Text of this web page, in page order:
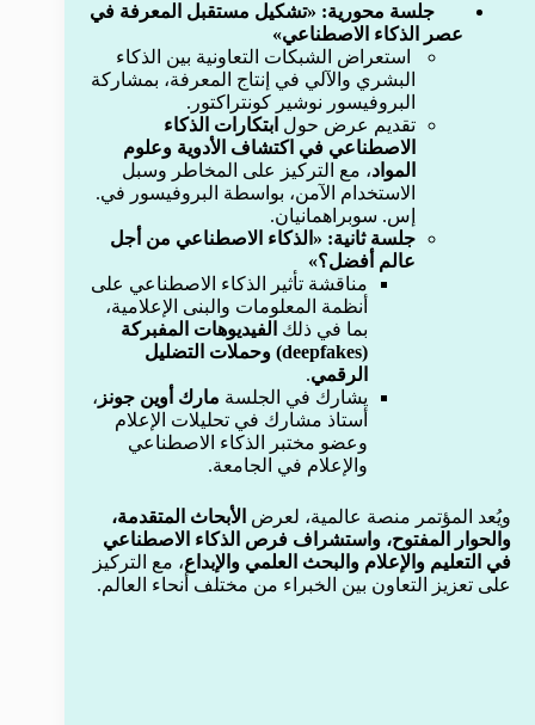
جلسة محورية: «تشكيل مستقبل المعرفة في
عصر الذكاء الاصطناعي»
استعراض الشبكات التعاونية بين الذكاء
البشري والآلي في إنتاج المعرفة، بمشاركة
البروفيسور نوشير كونتراكتور.
تقديم عرض حول ابتكارات الذكاء
الاصطناعي في اكتشاف الأدوية وعلوم
المواد، مع التركيز على المخاطر وسبل
الاستخدام الآمن، بواسطة البروفيسور في.
إس. سوبراهمانيان.
جلسة ثانية: «الذكاء الاصطناعي من أجل
عالم أفضل؟»
مناقشة تأثير الذكاء الاصطناعي على
أنظمة المعلومات والبنى الإعلامية،
بما في ذلك الفيديوهات المفبركة
(deepfakes) وحملات التضليل
الرقمي.
يشارك في الجلسة مارك أوين جونز ،
أستاذ مشارك في تحليلات الإعلام
وعضو مختبر الذكاء الاصطناعي
والإعلام في الجامعة.
ويُعد المؤتمر منصة عالمية، لعرض الأبحاث المتقدمة،
والحوار المفتوح، واستشراف فرص الذكاء الاصطناعي
في التعليم والإعلام والبحث العلمي والإبداع، مع التركيز
على تعزيز التعاون بين الخبراء من مختلف أنحاء العالم.